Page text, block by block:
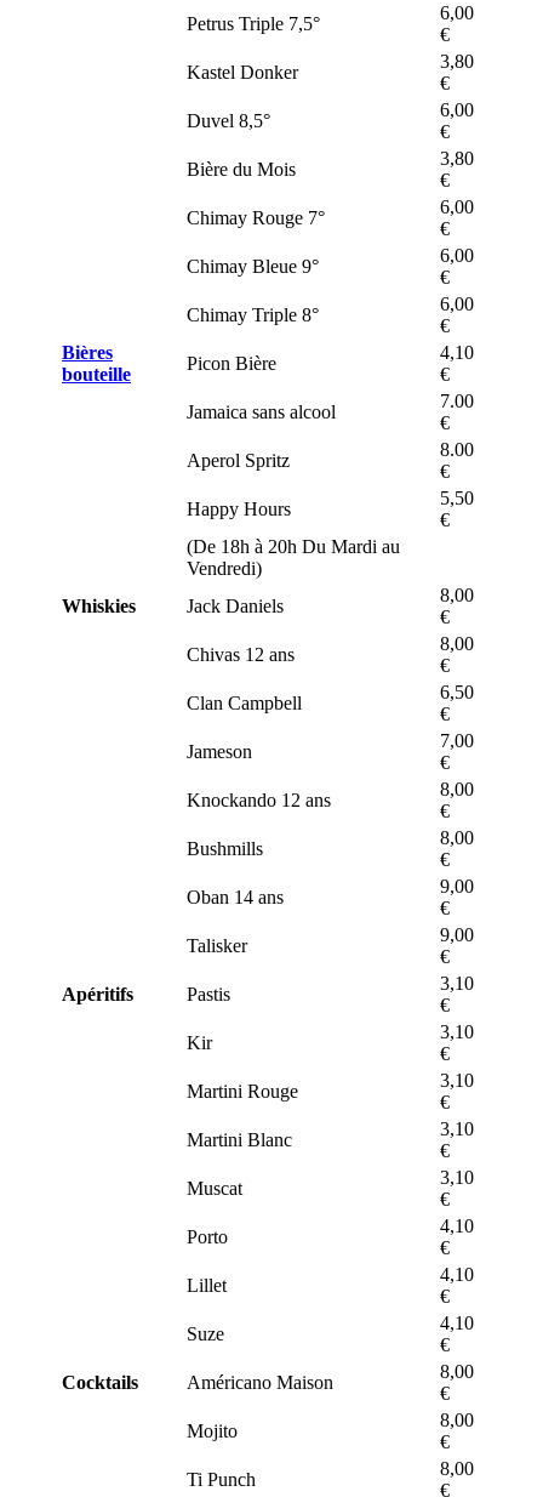
Petrus Triple 7,5°
6,00
€
Kastel Donker
3,80
€
Duvel 8,5°
6,00
€
Bière du Mois
3,80
€
Chimay Rouge 7°
6,00
€
Chimay Bleue 9°
6,00
€
Chimay Triple 8°
6,00
€
Bières
bouteille
Picon Bière
4,10
€
Jamaica sans alcool
7.00
€
Aperol Spritz
8.00
€
Happy Hours
5,50
€
(De 18h à 20h Du Mardi au
Vendredi)
Whiskies
Jack Daniels
8,00
€
Chivas 12 ans
8,00
€
Clan Campbell
6,50
€
Jameson
7,00
€
Knockando 12 ans
8,00
€
Bushmills
8,00
€
Oban 14 ans
9,00
€
Talisker
9,00
€
Apéritifs
Pastis
3,10
€
Kir
3,10
€
Martini Rouge
3,10
€
Martini Blanc
3,10
€
Muscat
3,10
€
Porto
4,10
€
Lillet
4,10
€
Suze
4,10
€
Cocktails
Américano Maison
8,00
€
Mojito
8,00
€
Ti Punch
8,00
€